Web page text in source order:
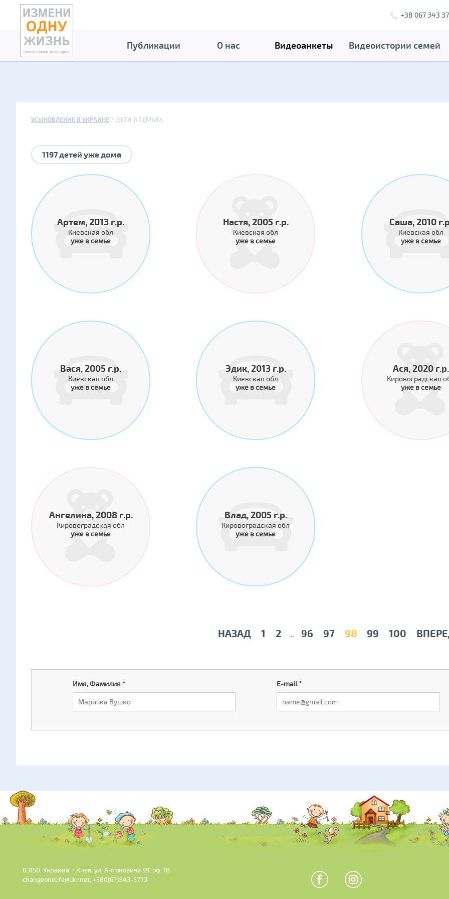
+38 067 343
Публикации О нас Видеоанкеты Видеоистории семей
УСЫНОВЛЕНИЕ В УКРАИНЕ ДЕТИ В СЕМЬЯХ
1197 детей уже дома
Артем, 2013 г.р.
Киевская обл
уже в семье
Настя, 2005 г.р.
Киевская обл
уже в семье
Саша, 2010
Киевская обл
уже в семье
Вася, 2005 г.р.
Киевская обл
уже в семье
Эдик, 2013 г.р.
Киевская обл
уже в семье
Ася, 2020 г.р.
Кировоградская
уже в семье
Ангелина, 2008 г.р.
Кировоградская обл
уже в семье
Влад, 2005 г.р.
Кировоградская обл
уже в семье
НАЗАД 1 2 ... 96 97 98 99 100
Имя, Фамилия * E-mail*
03150, Украина, г.Киев, ул. Антоновича 59, оф. 18
changeonelife@ukr.net, +380(67)343-3773